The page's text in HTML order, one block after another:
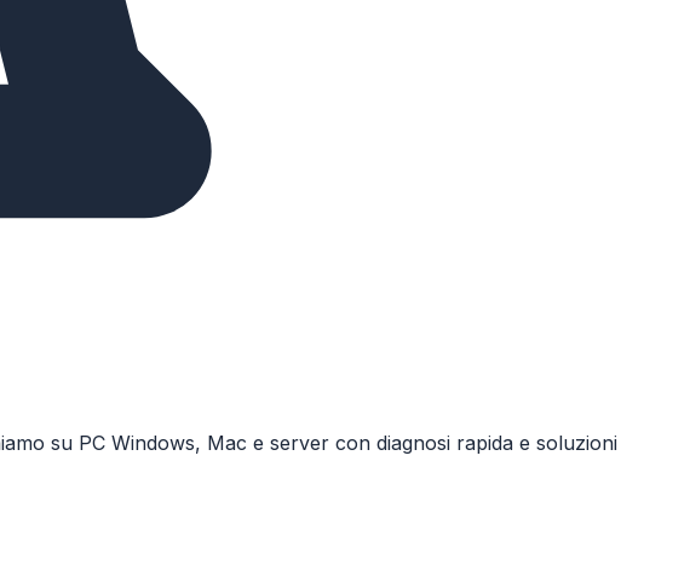
su PC Windows, Mac e server con diagnosi rapida e soluzioni